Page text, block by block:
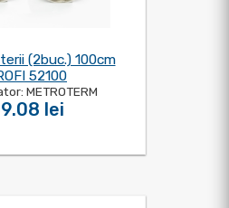
(2buc.) 100cm
52100
METROTERM
lei